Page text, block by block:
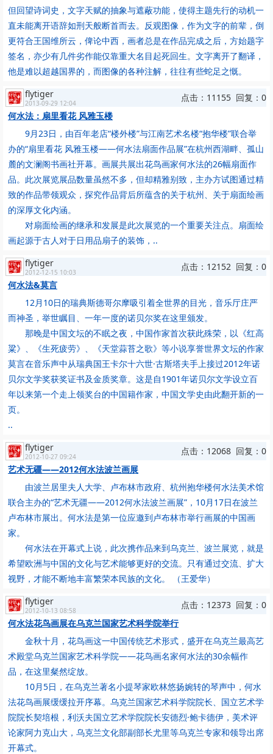
但回望诗词史，文字天赋的抽象与遮蔽功能，使得主题先行的动机一
直未能离开语辞如刑天般断首而去。反观图像，作为文字的前辈，倒
更符合王国维所云，俾论中西，画者总是在作品完成之后，方始题字
签名，亦少有几件劣作能仅靠重大名目起死回生。文字离开了翻译，
他是难以超越国界的，而图像的各种注解，往往有些蛇足之慨。
flytiger
2013-09-29 12:04
点击：11155 回复：0
何水法：扇里看花 风雅玉楼
9月23日，由百年老店“楼外楼”与江南艺术名楼“抱华楼”联合举
办的“扇里看花 风雅玉楼——何水法扇面作品展”在杭州西湖畔、孤山
麓的文澜阁书画社开幕。画展共展出花鸟画家何水法的26幅扇面作
品。此次展览展品数量虽然不多，但却精雅别致，主办方试图通过精
致的作品带领观众，探究作品背后所蕴含的关于杭州、关于扇面绘画
的深厚文化内涵。
对扇面绘画的继承和发展是此次展览的一个重要关注点。扇面绘
画起源于古人对于日用品扇子的装饰，..
flytiger
2012-12-15 10:03
点击：12152 回复：0
何水法&莫言
12月10日的瑞典斯德哥尔摩吸引着全世界的目光，音乐厅庄严
而神圣，举世瞩目、一年一度的诺贝尔奖在这里颁发。
那晚是中国文坛的不眠之夜，中国作家首次获此殊荣，以《红高
粱》、《生死疲劳》、《天堂蒜苔之歌》等小说享誉世界文坛的作家
莫言在音乐声中从瑞典国王卡尔十六世·古斯塔夫手上接过2012年诺
贝尔文学奖获奖证书及金质奖章。这是自1901年诺贝尔文学设立百
年以来第一个走上领奖台的中国籍作家，中国文学史由此翻开新的一
页。
..
flytiger
2012-10-27 09:24
点击：12068 回复：0
艺术无疆——2012何水法波兰画展
由波兰居里夫人大学、卢布林市政府、杭州抱华楼何水法美术馆
联合主办的“艺术无疆——2012何水法波兰画展”，10月17日在波兰
卢布林市展出。何水法是第一位应邀到卢布林市举行画展的中国画
家。
何水法在开幕式上说，此次携作品来到乌克兰、波兰展览，就是
希望欧洲与中国的文化与艺术能够更好的交流。只有通过交流、扩大
视野，才能不断地丰富繁荣本民族的文化。 （王爱华）
flytiger
2012-10-13 08:58
点击：12373 回复：0
何水法花鸟画展在乌克兰国家艺术科学院举行
金秋十月，花鸟画这一中国传统艺术形式，盛开在乌克兰最高艺
术殿堂乌克兰国家艺术科学院——花鸟画名家何水法的30余幅作
品，在这里粲然绽放。
10月5日，在乌克兰著名小提琴家欧林悠扬婉转的琴声中，何水
法花鸟画展缓缓拉开序幕。乌克兰国家艺术科学院院长、国立艺术学
院院长契培根，利沃夫国立艺术学院院长安德烈·鲍卡德伊，美术评
论家阿力克山大，乌克兰文化部副部长尤里等乌克兰专家和领导出席
开幕式。